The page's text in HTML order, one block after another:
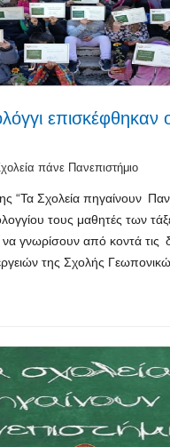
επισκέφθηκαν
πάνε Πανεπιστήμιο
“Τα Σχολεία πηγαίνουν
τους μαθητές των
γνωρίσουν από κοντά τις
της Σχολής